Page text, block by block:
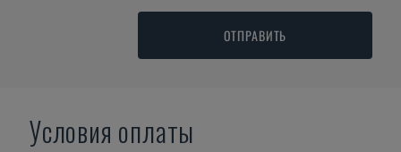
ОТПРАВИТЬ
Условия оплаты